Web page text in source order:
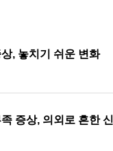
, 놓치기 쉬운 변화
증상, 의외로 흔한 신